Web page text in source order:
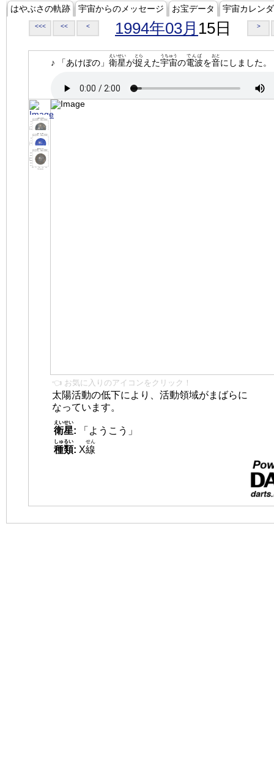
はやぶさの軌跡 宇宙からのメッセージ お宝データ 宇宙カレン
<<< << < 1994年03月 15日 >
♪ 「あけぼの」 衛星
えいせい
が捉
とら
えた宇宙
うちゅう
の電波
でんぱ
を音
おと
にしました。
👈 お気に入りのアイコンをクリック！
太陽活動の低下により、活動領域がまばらに
なっています。
衛星
えいせい
:
「ようこう」
種類
しゅるい
: X線
せん